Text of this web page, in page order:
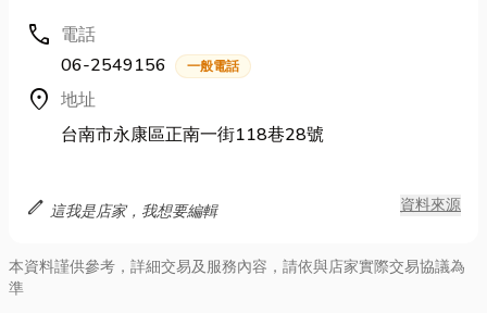
call 電話
06-2549156
一般電話
location_on 地址
台南市永康區正南一街118巷28號
edit 這我是店家，我想要編輯 資料來源
本資料謹供參考，詳細交易及服務內容，請依與店家實際交易協議為
準